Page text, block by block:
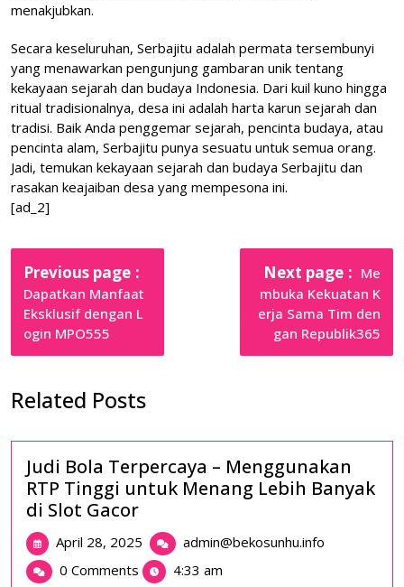
menakjubkan.
Secara keseluruhan, Serbajitu adalah permata tersembunyi
yang menawarkan pengunjung gambaran unik tentang
kekayaan sejarah dan budaya Indonesia. Dari kuil kuno hingga
ritual tradisionalnya, desa ini adalah harta karun sejarah dan
tradisi. Baik Anda penggemar sejarah, pencinta budaya, atau
pencinta alam, Serbajitu punya sesuatu untuk semua orang.
Jadi, temukan kekayaan sejarah dan budaya Serbajitu dan
rasakan keajaiban desa yang mempesona ini.
[ad_2]
Post
navigation
Previous page
Dapatkan Manfaat
Eksklusif dengan L
ogin MPO555
Next page
Newer
Posts
Me
mbuka Kekuatan K
erja Sama Tim den
gan Republik365
Related Posts
Judi Bola Terpercaya – Menggunakan
RTP Tinggi untuk Menang Lebih Banyak
di Slot Gacor
April 28, 2025 April
28,
2025
admin@bekosunhu.info
0 Comments 4:33 am